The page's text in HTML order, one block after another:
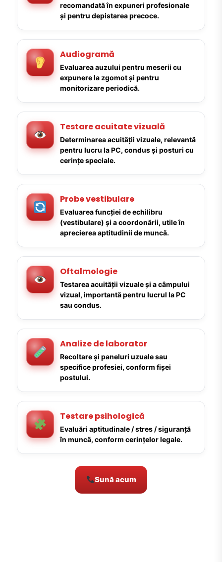
recomandată în expuneri profesionale
și pentru depistarea precoce.
Audiogramă
Evaluarea auzului pentru meserii cu
expunere la zgomot și pentru
monitorizare periodică.
Testare acuitate vizuală
Determinarea acuității vizuale, relevantă
pentru lucru la PC, condus și posturi cu
cerințe speciale.
Probe vestibulare
Evaluarea funcției de echilibru
(vestibulare) și a coordonării, utile în
aprecierea aptitudinii de muncă.
Oftalmologie
Testarea acuității vizuale și a câmpului
vizual, importantă pentru lucrul la PC
sau condus.
Analize de laborator
Recoltare și paneluri uzuale sau
specifice profesiei, conform fișei
postului.
Testare psihologică
Evaluări aptitudinale / stres / siguranță
în muncă, conform cerințelor legale.
Sună acum